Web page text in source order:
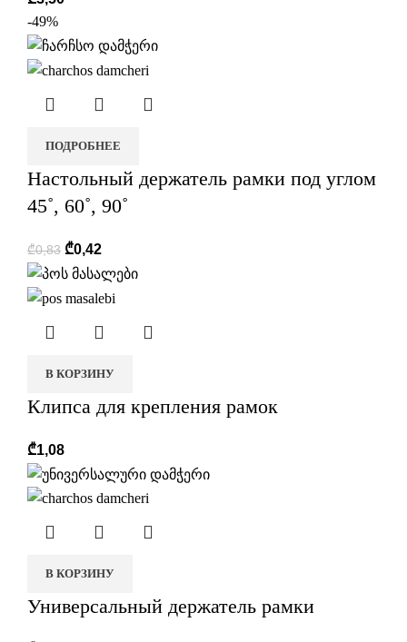
-49%
ПОДРОБНЕЕ
Настольный держатель рамки под углом
45˚, 60˚, 90˚
₾0,83 ₾0,42
В КОРЗИНУ
Клипса для крепления рамок
₾1,08
В КОРЗИНУ
Универсальный держатель рамки